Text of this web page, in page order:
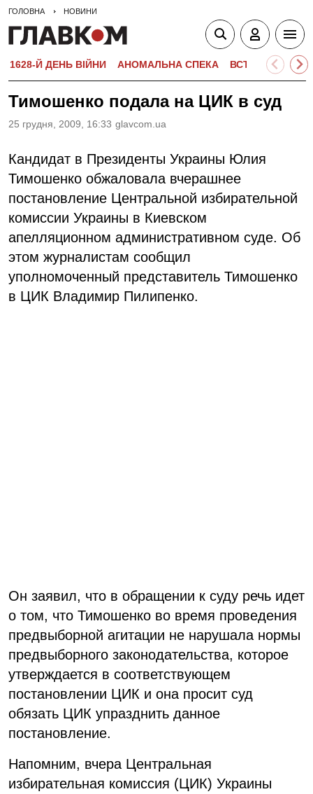
ГОЛОВНА НОВИНИ
1628-Й ДЕНЬ ВІЙНИ АНОМАЛЬНА СПЕКА ВСТУПНА
Тимошенко подала на ЦИК в суд
25 грудня, 2009, 16:33 glavcom.ua
Кандидат в Президенты Украины Юлия
Тимошенко обжаловала вчерашнее
постановление Центральной избирательной
комиссии Украины в Киевском
апелляционном административном суде. Об
этом журналистам сообщил
уполномоченный представитель Тимошенко
в ЦИК Владимир Пилипенко.
Он заявил, что в обращении к суду речь идет
о том, что Тимошенко во время проведения
предвыборной агитации не нарушала нормы
предвыборного законодательства, которое
утверждается в соответствующем
постановлении ЦИК и она просит суд
обязать ЦИК упразднить данное
постановление.
Напомним, вчера Центральная
избирательная комиссия (ЦИК) Украины